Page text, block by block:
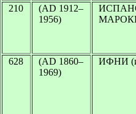
210
(AD 1912–
1956)
628
(AD 1860–
1969)
ИФНИ